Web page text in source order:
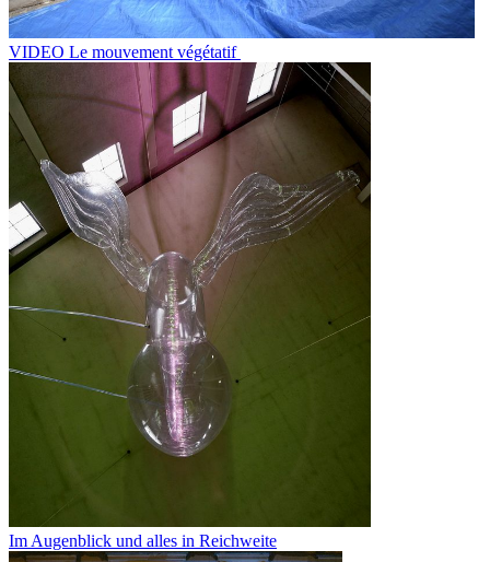
VIDEO Le mouvement végétatif
Im Augenblick und alles in Reichweite